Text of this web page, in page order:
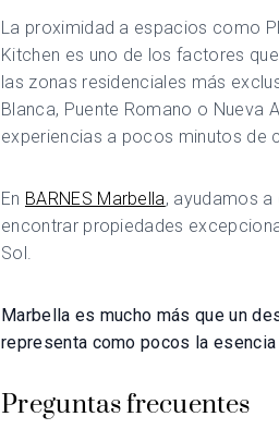
La proximidad a espacios como
Kitchen es uno de los factores
las zonas residenciales más
Blanca, Puente Romano o Nueva
experiencias a pocos minutos de
En BARNES Marbella, ayudamos
encontrar propiedades
Sol.
Marbella es mucho más que un
representa como pocos la
Preguntas frecuentes